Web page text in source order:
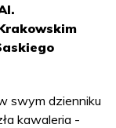
swym dzienniku
kawaleria -